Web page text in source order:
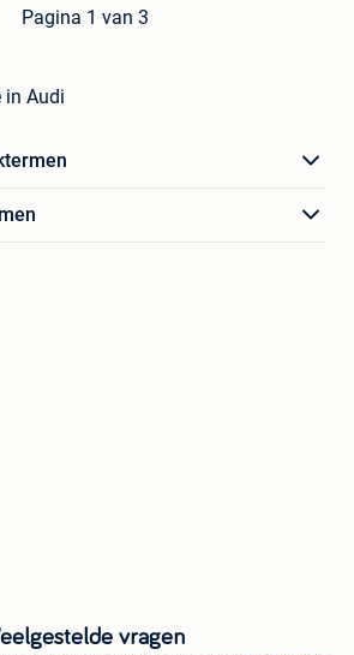
Pagina 1 van 3
in Audi
vragen